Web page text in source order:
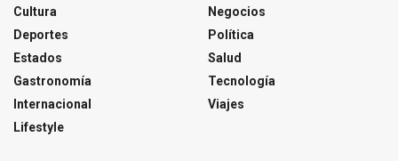
Cultura
Deportes
Estados
Gastronomía
Internacional
Lifestyle
Negocios
Política
Salud
Tecnología
Viajes